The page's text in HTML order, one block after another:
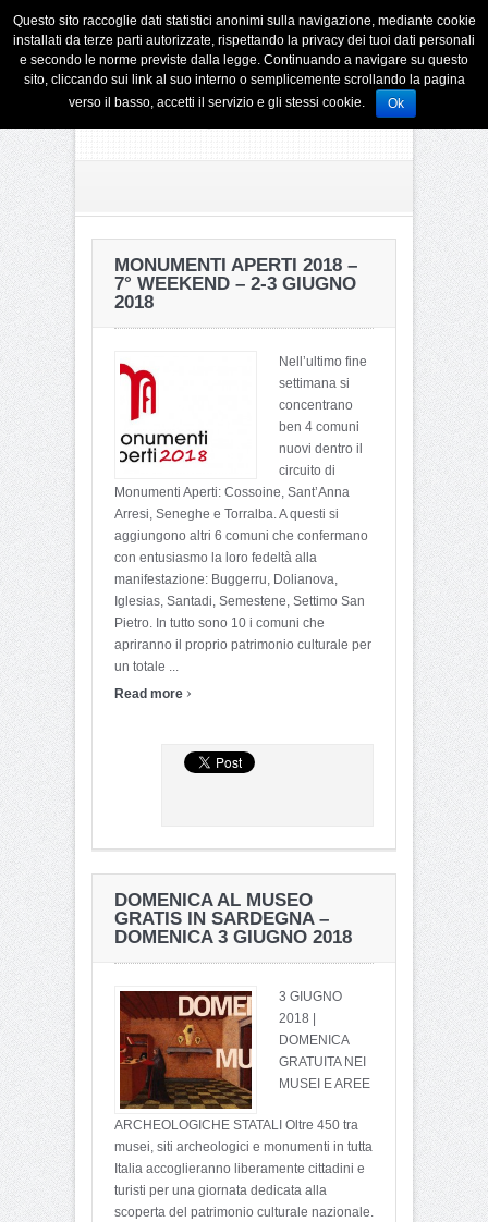
MONUMENTI APERTI 2018 –
7° WEEKEND – 2-3 GIUGNO
2018
Nell’ultimo fine
settimana si
concentrano
ben 4 comuni
nuovi dentro il
circuito di
Monumenti Aperti: Cossoine, Sant’Anna
Arresi, Seneghe e Torralba. A questi si
aggiungono altri 6 comuni che confermano
con entusiasmo la loro fedeltà alla
manifestazione: Buggerru, Dolianova,
Iglesias, Santadi, Semestene, Settimo San
Pietro. In tutto sono 10 i comuni che
apriranno il proprio patrimonio culturale per
un totale ...
Read more ›
DOMENICA AL MUSEO
GRATIS IN SARDEGNA –
DOMENICA 3 GIUGNO 2018
3 GIUGNO
2018 |
DOMENICA
GRATUITA NEI
MUSEI E AREE
ARCHEOLOGICHE STATALI Oltre 450 tra
musei, siti archeologici e monumenti in tutta
Italia accoglieranno liberamente cittadini e
turisti per una giornata dedicata alla
scoperta del patrimonio culturale nazionale.
Questo sito raccoglie dati statistici anonimi sulla navigazione, mediante cookie
installati da terze parti autorizzate, rispettando la privacy dei tuoi dati personali
e secondo le norme previste dalla legge. Continuando a navigare su questo
sito, cliccando sui link al suo interno o semplicemente scrollando la pagina
verso il basso, accetti il servizio e gli stessi cookie.
Ok